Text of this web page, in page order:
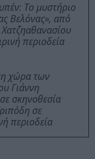
Το μυστήριο
Βελόνας», από
περιοδεία
χώρα των
Γιάννη
σκηνοθεσία
σε
περιοδεία